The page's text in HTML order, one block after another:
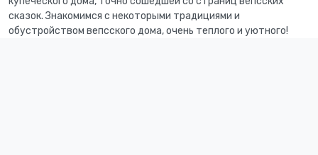
сказок. Знакомимся с некоторыми традициями и
обустройством вепсского дома, очень теплого и уютного!